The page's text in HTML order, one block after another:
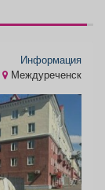
Информация
Междуреченск